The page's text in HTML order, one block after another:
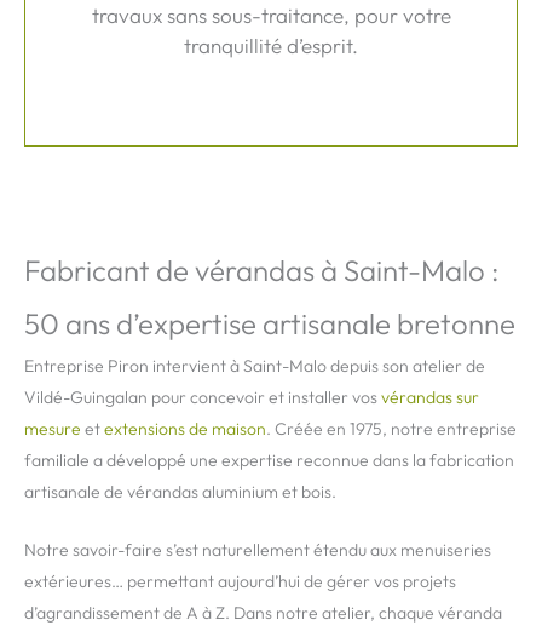
travaux sans sous-traitance, pour votre
tranquillité d’esprit.
Fabricant de vérandas à Saint-Malo :
50 ans d’expertise artisanale bretonne
Entreprise Piron intervient à Saint-Malo depuis son atelier de
Vildé-Guingalan pour concevoir et installer vosvérandas sur
mesure etextensions de maison. Créée en 1975, notre entreprise
familiale a développé une expertise reconnue dans la fabrication
artisanale de vérandas aluminium et bois.
Notre savoir-faire s’est naturellement étendu aux menuiseries
extérieures… permettant aujourd’hui de gérer vos projets
d’agrandissement de A à Z. Dans notre atelier, chaque véranda